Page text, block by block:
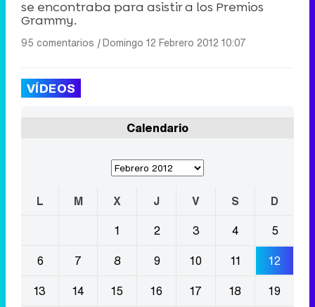
se encontraba para asistir a los Premios
Grammy.
95 comentarios |Domingo 12 Febrero 2012 10:07
VÍDEOS
Calendario
L M X J V S
D
1
2 3 4
5
6
7 8 9 10 11
12
13
14 15 16 17 18
19